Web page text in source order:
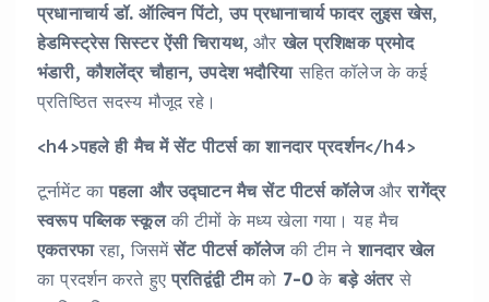
प्रधानाचार्य डॉ. ऑल्विन पिंटो,उप प्रधानाचार्य फादर लुइस खेस,
हेडमिस्ट्रेस सिस्टर ऐंसी चिरायथ, औरखेल प्रशिक्षक प्रमोद
भंडारी, कौशलेंद्र चौहान, उपदेश भदौरियासहित कॉलेज के कई
प्रतिष्ठित सदस्य मौजूद रहे।
<h4>पहले ही मैच में सेंट पीटर्स का शानदार प्रदर्शन</h4>
टूर्नामेंट कापहला और उद्घाटन मैच सेंट पीटर्स कॉलेजऔररागेंद्र
स्वरूप पब्लिक स्कूलकी टीमों के मध्य खेला गया। यह मैच
एकतरफारहा, जिसमेंसेंट पीटर्स कॉलेजकी टीम नेशानदार खेल
का प्रदर्शन करते हुएप्रतिद्वंद्वी टीमको 7-0 केबड़े अंतरसे